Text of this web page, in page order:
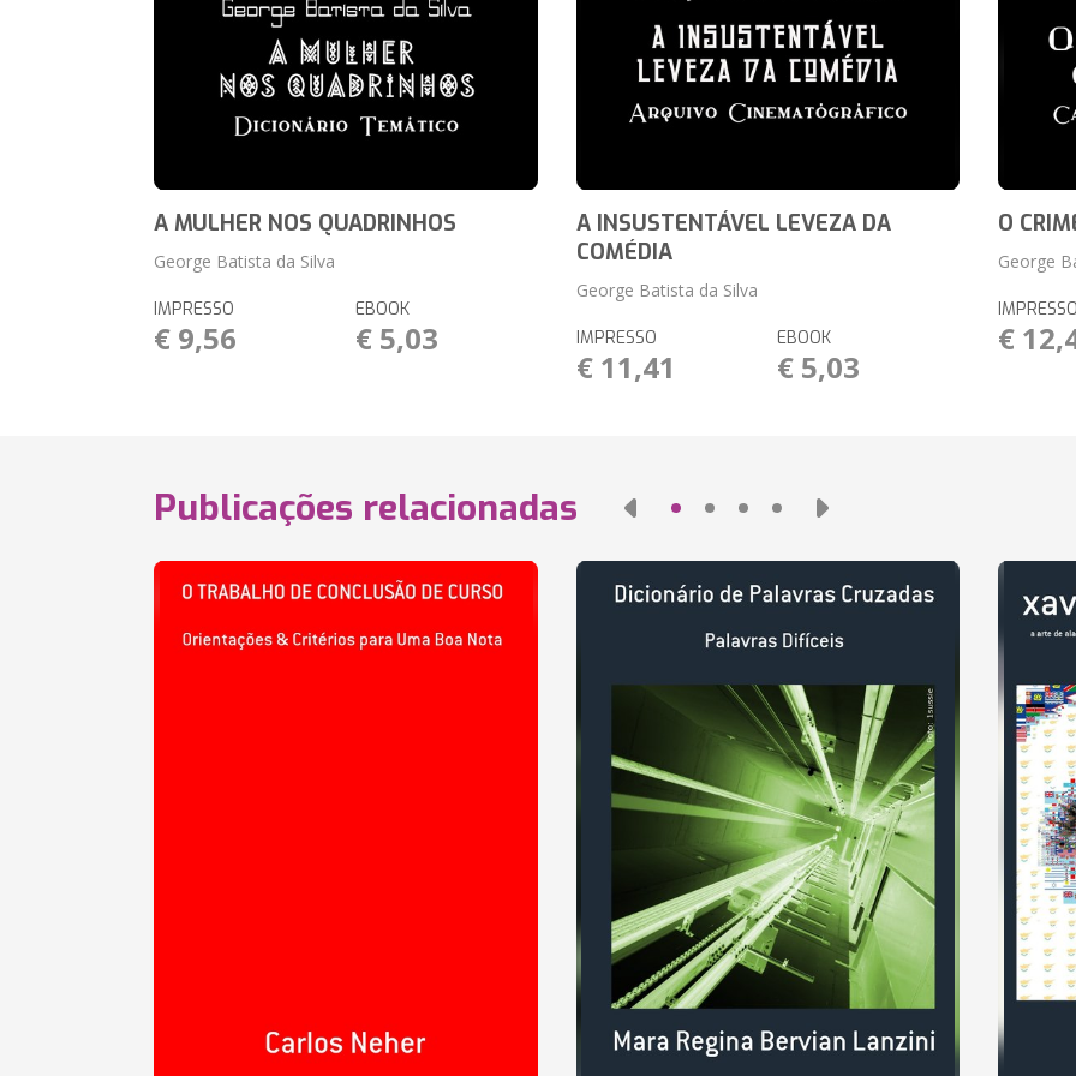
A MULHER NOS QUADRINHOS
George Batista da Silva
IMPRESSO
€ 9,56
EBOOK
€ 5,03
A INSUSTENTÁVEL LEVEZA DA
COMÉDIA
George Batista da Silva
IMPRESSO
€ 11,41
EBOOK
€ 5,03
O
George
IMPRESSO
€
Publicações relacionadas